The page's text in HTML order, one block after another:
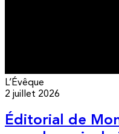
L’Évêque
2 juillet 2026
Éditorial de